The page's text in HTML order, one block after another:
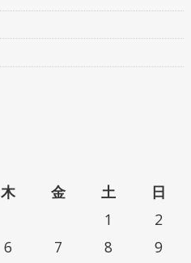
木 金 土
日
1
2
6 7 8
9